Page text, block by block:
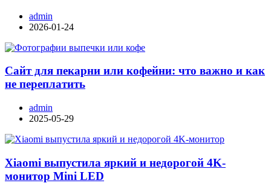
admin
2026-01-24
Сайт для пекарни или кофейни: что важно и как
не переплатить
admin
2025-05-29
Xiaomi выпустила яркий и недорогой 4K-
монитор Mini LED